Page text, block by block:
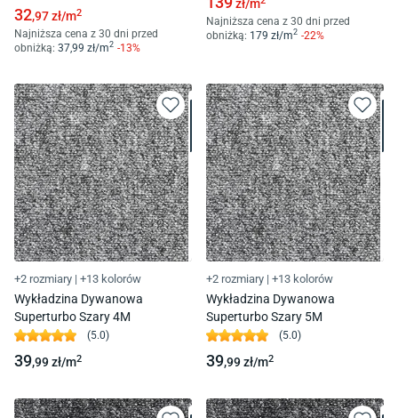
32,97zł/m2
Najniższa cena z 30 dni przed
obniżką: 37,99 zł/m2 -13%
zł/m
Najniższa cena z 30 dni przed
obniżką: 179 zł/m2 -22%
+2 rozmiary | +13 kolorów
Wykładzina Dywanowa
Superturbo Szary 4M
(5.0)
39,99zł/m2
+2 rozmiary | +13 kolorów
Wykładzina Dywanowa
Superturbo Szary 5M
(5.0)
39,99zł/m2